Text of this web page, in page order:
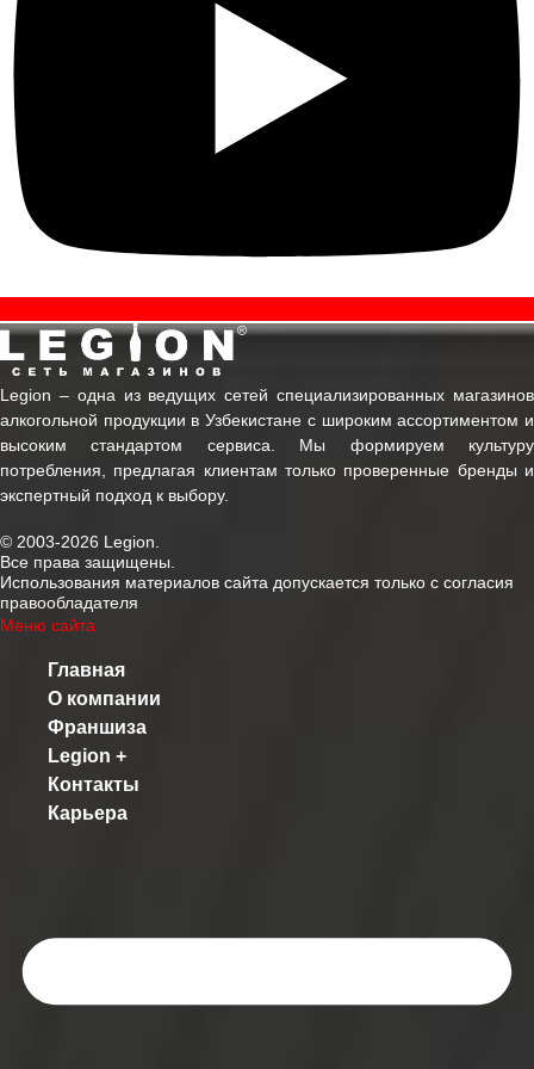
Legion ‒ одна из ведущих сетей специализированных магазинов
алкогольной продукции в Узбекистане с широким ассортиментом и
высоким стандартом сервиса. Мы формируем культуру
потребления, предлагая клиентам только проверенные бренды и
экспертный подход к выбору.
© 2003-2026 Legion.
Все права защищены.
Использования материалов сайта допускается только с согласия
правообладателя
Меню сайта
Главная
О компании
Франшиза
Legion +
Контакты
Карьера